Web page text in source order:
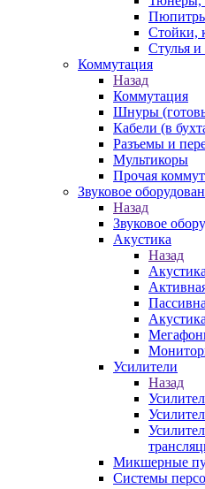
Стойки,
Стулья и
Коммутация
Назад
Коммутация
Шнуры
Кабели (в
Разъемы и
Мультикоры
Прочая
Звуковое
Назад
Звуковое
Акустика
Назад
Акустика
Усилители
Назад
Микшерные
Системы